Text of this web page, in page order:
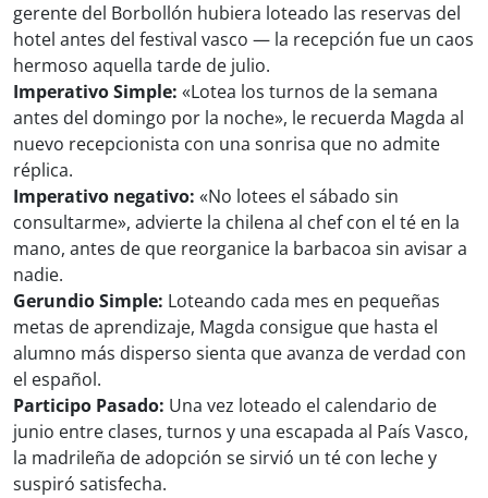
gerente del Borbollón hubiera loteado las reservas del
hotel antes del festival vasco — la recepción fue un caos
hermoso aquella tarde de julio.
Imperativo Simple: «Lotea los turnos de la semana
antes del domingo por la noche», le recuerda Magda al
nuevo recepcionista con una sonrisa que no admite
réplica.
Imperativo negativo: «No lotees el sábado sin
consultarme», advierte la chilena al chef con el té en la
mano, antes de que reorganice la barbacoa sin avisar a
nadie.
Gerundio Simple: Loteando cada mes en pequeñas
metas de aprendizaje, Magda consigue que hasta el
alumno más disperso sienta que avanza de verdad con
el español.
Participo Pasado: Una vez loteado el calendario de
junio entre clases, turnos y una escapada al País Vasco,
la madrileña de adopción se sirvió un té con leche y
suspiró satisfecha.